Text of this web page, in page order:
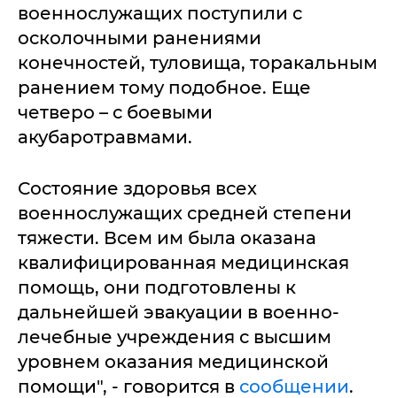
военнослужащих поступили с
осколочными ранениями
конечностей, туловища, торакальным
ранением тому подобное. Еще
четверо – с боевыми
акубаротравмами.
Состояние здоровья всех
военнослужащих средней степени
тяжести. Всем им была оказана
квалифицированная медицинская
помощь, они подготовлены к
дальнейшей эвакуации в военно-
лечебные учреждения с высшим
уровнем оказания медицинской
помощи", - говорится в сообщении.